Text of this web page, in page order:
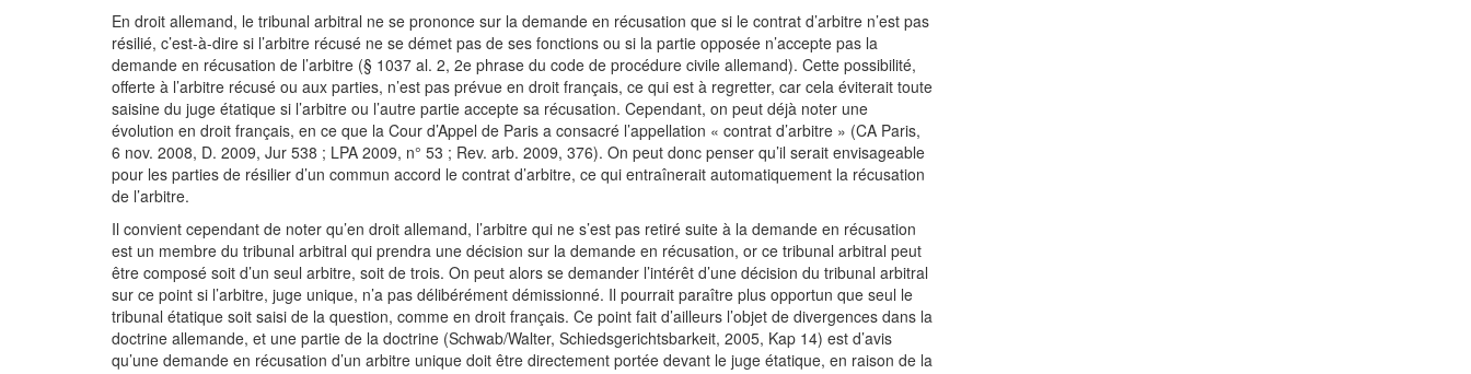
En droit allemand, le tribunal arbitral ne se prononce sur la demande en récusation que si le contrat d’arbitre n’est pas
résilié, c’est-à-dire si l’arbitre récusé ne se démet pas de ses fonctions ou si la partie opposée n’accepte pas la
demande en récusation de l’arbitre (§ 1037 al. 2, 2e phrase du code de procédure civile allemand). Cette possibilité,
offerte à l’arbitre récusé ou aux parties, n’est pas prévue en droit français, ce qui est à regretter, car cela éviterait toute
saisine du juge étatique si l’arbitre ou l’autre partie accepte sa récusation. Cependant, on peut déjà noter une
évolution en droit français, en ce que la Cour d’Appel de Paris a consacré l’appellation « contrat d’arbitre » (CA Paris,
6 nov. 2008, D. 2009, Jur 538 ; LPA 2009, n° 53 ; Rev. arb. 2009, 376). On peut donc penser qu’il serait envisageable
pour les parties de résilier d’un commun accord le contrat d’arbitre, ce qui entraînerait automatiquement la récusation
de l’arbitre.
Il convient cependant de noter qu’en droit allemand, l’arbitre qui ne s’est pas retiré suite à la demande en récusation
est un membre du tribunal arbitral qui prendra une décision sur la demande en récusation, or ce tribunal arbitral peut
être composé soit d’un seul arbitre, soit de trois. On peut alors se demander l’intérêt d’une décision du tribunal arbitral
sur ce point si l’arbitre, juge unique, n’a pas délibérément démissionné. Il pourrait paraître plus opportun que seul le
tribunal étatique soit saisi de la question, comme en droit français. Ce point fait d’ailleurs l’objet de divergences dans la
doctrine allemande, et une partie de la doctrine (Schwab/Walter, Schiedsgerichtsbarkeit, 2005, Kap 14) est d’avis
qu’une demande en récusation d’un arbitre unique doit être directement portée devant le juge étatique, en raison de la